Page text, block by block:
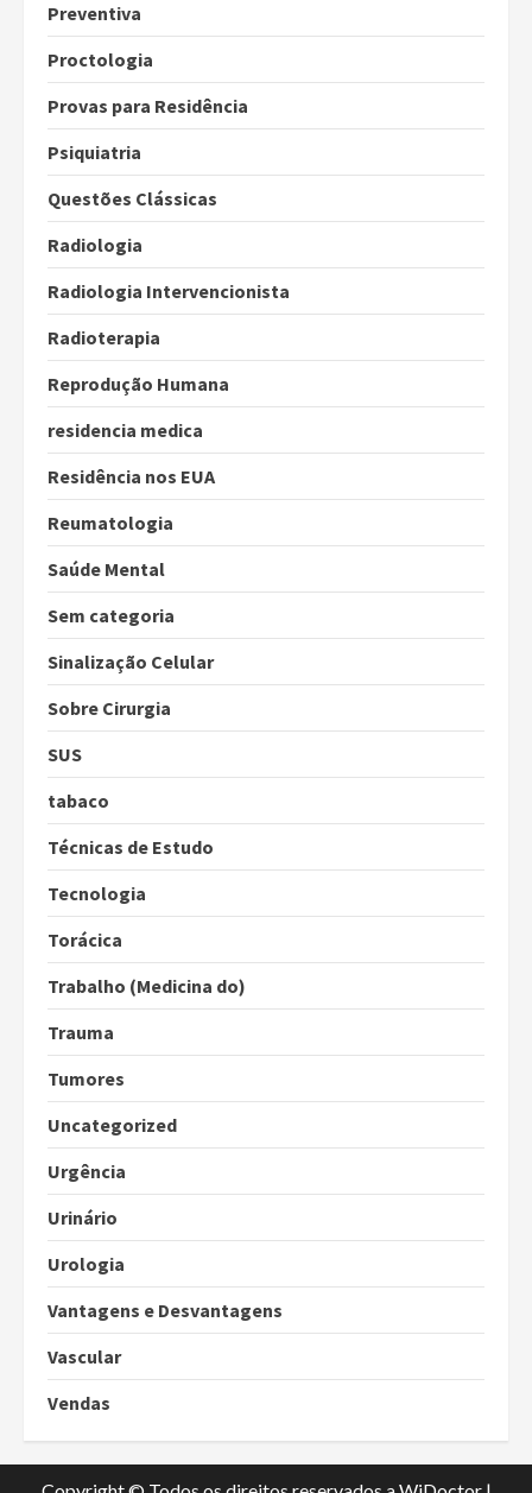
Preventiva
Proctologia
Provas para Residência
Psiquiatria
Questões Clássicas
Radiologia
Radiologia Intervencionista
Radioterapia
Reprodução Humana
residencia medica
Residência nos EUA
Reumatologia
Saúde Mental
Sem categoria
Sinalização Celular
Sobre Cirurgia
SUS
tabaco
Técnicas de Estudo
Tecnologia
Torácica
Trabalho (Medicina do)
Trauma
Tumores
Uncategorized
Urgência
Urinário
Urologia
Vantagens e Desvantagens
Vascular
Vendas